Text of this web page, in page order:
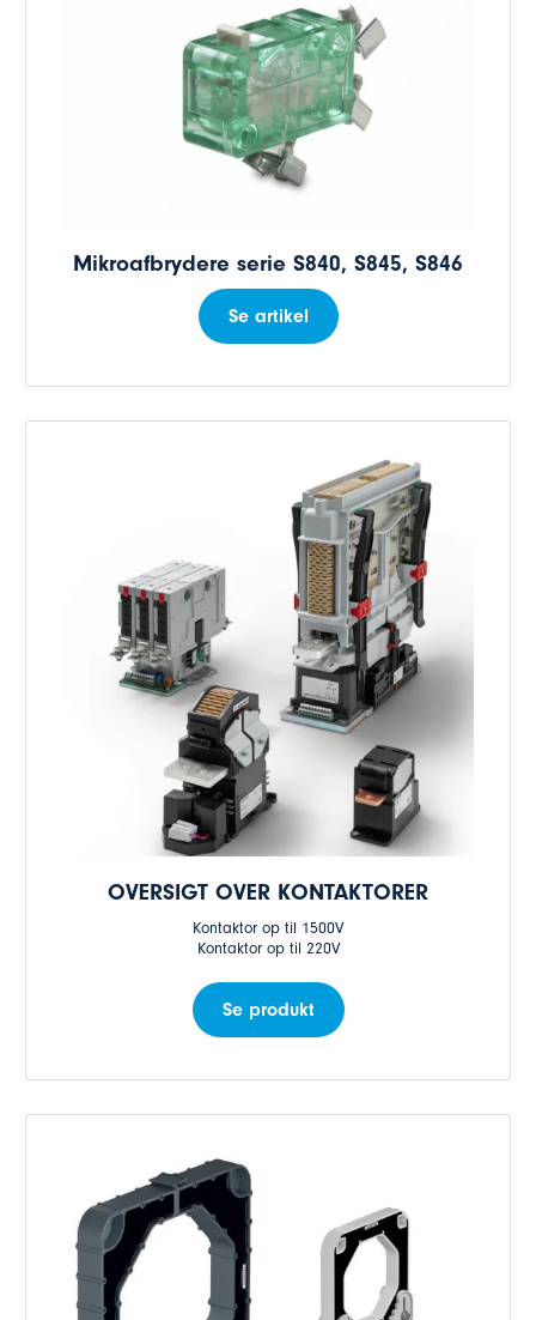
Mikroafbrydere serie S840, S845, S846
Se artikel
OVERSIGT OVER KONTAKTORER
Kontaktor op til 1500V
Kontaktor op til 220V
Se produkt